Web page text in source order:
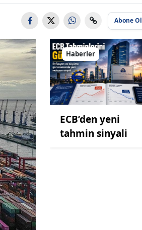
Abone Ol
Haberler
ECB’den yeni
tahmin sinyali